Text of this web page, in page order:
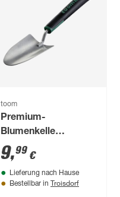
toom
Premium-
Blumenkelle
Carbonstahl 39 cm
9,99 €
Lieferung nach Hause
Bestellbar in Troisdorf